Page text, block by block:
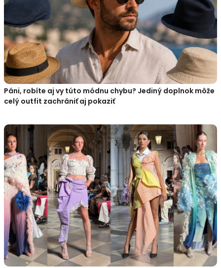
Páni, robíte aj vy túto módnu chybu? Jediný doplnok môže
celý outfit zachrániť aj pokaziť